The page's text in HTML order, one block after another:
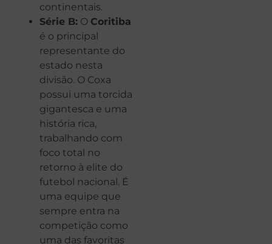
continentais.
Série B: O Coritiba
é o principal
representante do
estado nesta
divisão. O Coxa
possui uma torcida
gigantesca e uma
história rica,
trabalhando com
foco total no
retorno à elite do
futebol nacional. É
uma equipe que
sempre entra na
competição como
uma das favoritas